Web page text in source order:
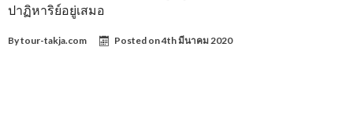
ปาฏิหาริย์อยู่เสมอ
Bytour-takja.com Posted on4th มีนาคม 2020